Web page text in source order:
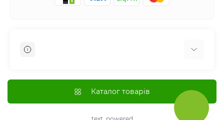
Оплата
Каталог товарів